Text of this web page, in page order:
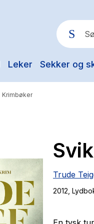
Leker Sekker og
Krimbøker
Svik
Trude
2012 ,